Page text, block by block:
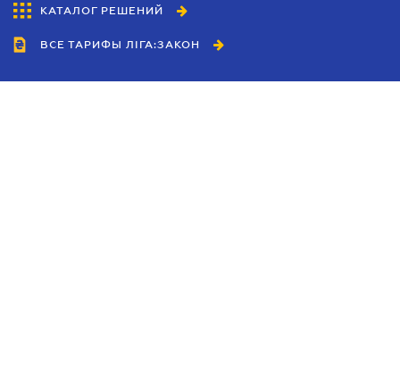
КАТАЛОГ РЕШЕНИЙ
ВСЕ ТАРИФЫ ЛІГА:ЗАКОН